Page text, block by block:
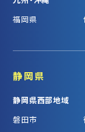
福岡県
静岡県
静岡県西部地域
磐田市